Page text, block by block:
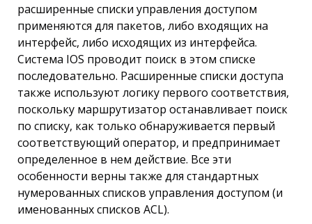
расширенные списки управления доступом
применяются для пакетов, либо входящих на
интерфейс, либо исходящих из интерфейса.
Система IOS проводит поиск в этом списке
последовательно. Расширенные списки доступа
также используют логику первого соответствия,
поскольку маршрутизатор останавливает поиск
по списку, как только обнаруживается первый
соответствующий оператор, и предпринимает
определенное в нем действие. Все эти
особенности верны также для стандартных
нумерованных списков управления доступом (и
именованных списков ACL).